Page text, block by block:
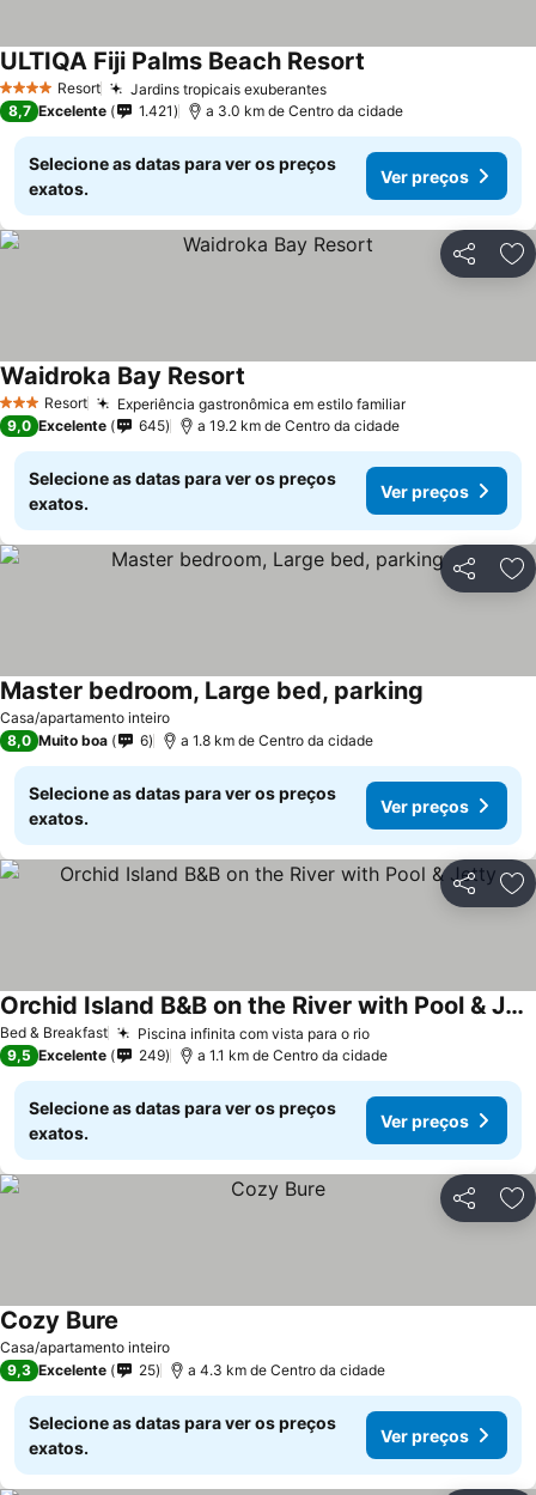
4 EstrelasResort Jardins tropicais exuberantesVer preços
ULTIQA Fiji Palms Beach Resort
8,7 Excelente 1.421 a 3.0 km de Centro da cidade
Selecione as datas para ver os preços
exatos.
Ver preços
Partilhar
3 EstrelasResort Experiência gastronômica em estilo familiarVer preços
Waidroka Bay Resort
9,0 Excelente 645 a 19.2 km de Centro da cidade
Selecione as datas para ver os preços
exatos.
Ver preços
Partilhar
Casa/apartamento inteiro
Master bedroom, Large bed, parking
8,0 Muito boa 6 a 1.8 km de Centro da cidade
Selecione as datas para ver os preços
exatos.
Ver preços
Partilhar
Bed & Breakfast Piscina infinita com vista para o rioVer preços
Orchid Island B&B on the River with Pool & Jetty
Ver preços
9,5 Excelente 249 a 1.1 km de Centro da cidade
Selecione as datas para ver os preços
exatos.
Ver preços
Partilhar
Casa/apartamento inteiro
Cozy Bure
9,3 Excelente 25 a 4.3 km de Centro da cidade
Selecione as datas para ver os preços
exatos.
Ver preços